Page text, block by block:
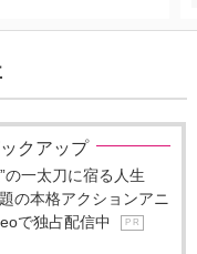
クアップ
の一太刀に宿る人生
の本格アクションアニ
で独占配信中
P R